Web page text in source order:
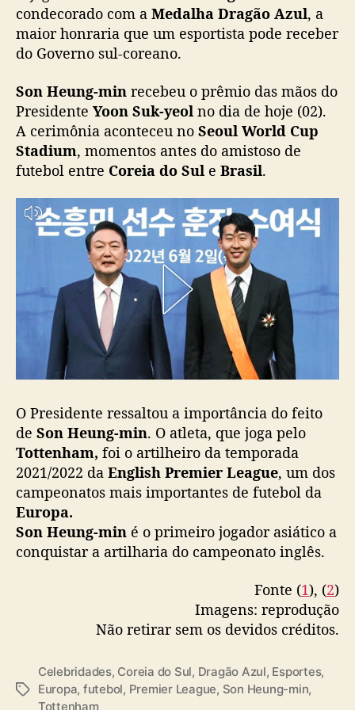
e
b
e
d
a
l
h
a
r
a
g
ã
o
A
z
l
a
s
s
e
r
a
r
i
l
r
o
a
P
condecorado com a Medalha Dragão Azul, a
maior honraria que um esportista pode receber
do Governo sul-coreano.
Son Heung-min recebeu o prêmio das mãos do
Presidente Yoon Suk-yeol no dia de hoje (02).
A cerimônia aconteceu no Seoul World Cup
Stadium, momentos antes do amistoso de
futebol entre Coreia do Sul e Brasil.
O Presidente ressaltou a importância do feito
de Son Heung-min. O atleta, que joga pelo
Tottenham, foi o artilheiro da temporada
2021/2022 da English Premier League, um dos
campeonatos mais importantes de futebol da
Europa.
Son Heung-min é o primeiro jogador asiático a
conquistar a artilharia do campeonato inglês.
Fonte (1), (2)
Imagens: reprodução
Não retirar sem os devidos créditos.
T
Celebridades, Coreia do Sul, Dragão Azul, Esportes,
Europa, futebol, Premier League, Son Heung-min,
Tottenham